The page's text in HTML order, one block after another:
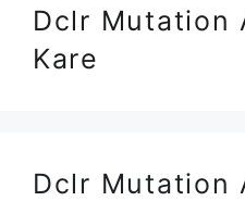
Dclr Mutation
Kare
Dclr Mutation